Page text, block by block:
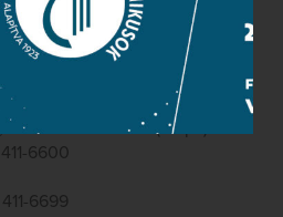
Marcell u. 1. (Müpa)
411-6600
411-6699